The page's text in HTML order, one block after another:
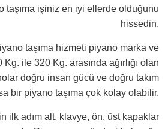
taşıma işiniz en iyi ellerde olduğunu
hissedin.
taşıma hizmeti piyano marka ve
ile 320 Kg. arasında ağırlığı olan
doğru insan gücü ve doğru takım
bir piyano taşıma çok kolay olabilir.
ilk adım alt, klavye, ön, üst kapaklar